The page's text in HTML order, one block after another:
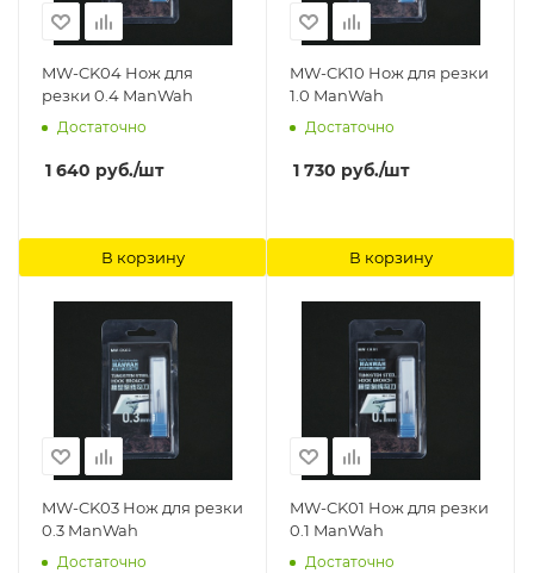
MW-CK04 Нож для
резки 0.4 ManWah
Достаточно
1 640 руб./шт
В корзину
MW-CK10 Нож для резки
1.0 ManWah
Достаточно
1 730 руб./шт
В корзину
MW-CK03 Нож для резки
0.3 ManWah
Достаточно
MW-CK01 Нож для резки
0.1 ManWah
Достаточно